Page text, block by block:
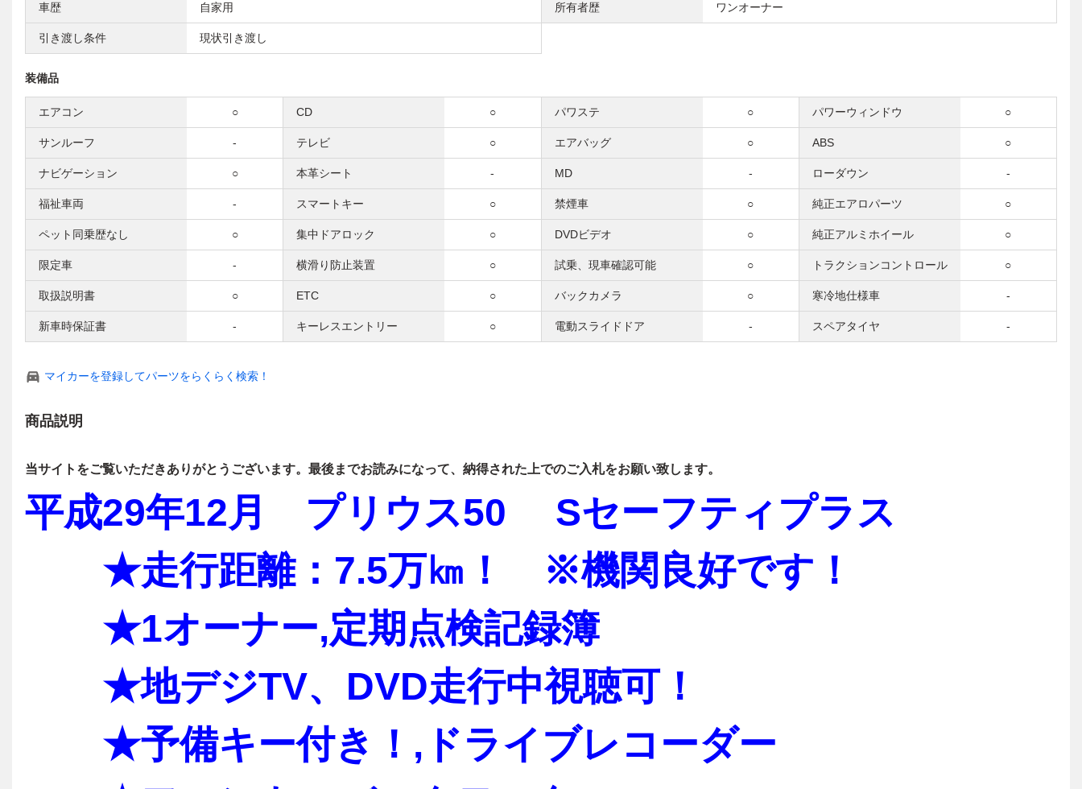
車歴 自家用 所有者歴 ワンオーナー
引き渡し条件 現状引き渡し
装備品
エアコン ○ CD ○ パワステ ○ パワーウィンドウ ○
サンルーフ - テレビ ○ エアバッグ ○ ABS ○
ナビゲーション ○ 本革シート - MD - ローダウン -
福祉車両 - スマートキー ○ 禁煙車 ○ 純正エアロパーツ ○
ペット同乗歴なし ○ 集中ドアロック ○ DVDビデオ ○ 純正アルミホイール ○
限定車 - 横滑り防止装置 ○ 試乗、現車確認可能 ○ トラクションコントロール ○
取扱説明書 ○ ETC ○ バックカメラ ○ 寒冷地仕様車 -
新車時保証書 - キーレスエントリー ○ 電動スライドドア - スペアタイヤ -
マイカーを登録してパーツをらくらく検索！
商品説明